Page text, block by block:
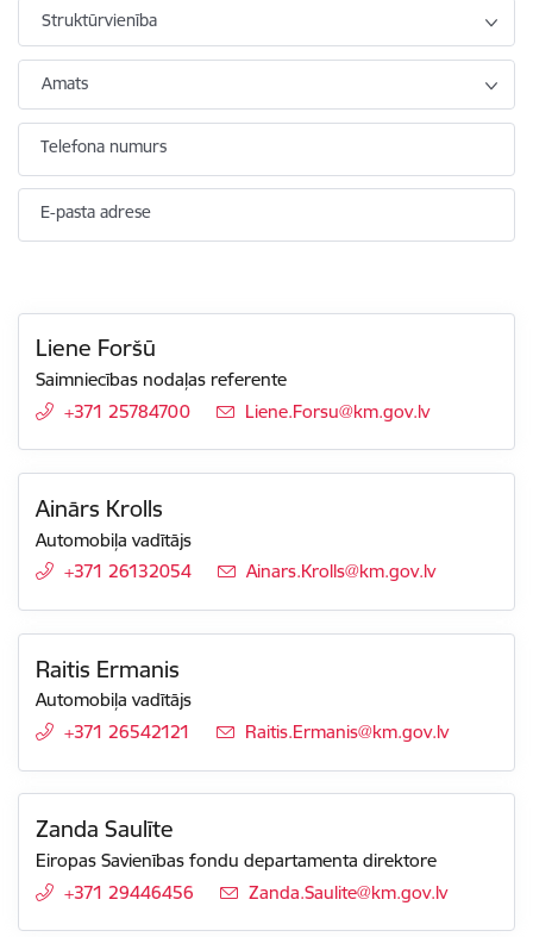
Struktūrvienība
Amats
Telefona numurs
E-pasta adrese
Liene Foršū
Saimniecības nodaļas referente
+371 25784700
E-pasts:
Liene.Forsu@km.gov.lv
Ainārs Krolls
Automobiļa vadītājs
+371 26132054
E-pasts:
Ainars.Krolls@km.gov.lv
Raitis Ermanis
Automobiļa vadītājs
+371 26542121
E-pasts:
Raitis.Ermanis@km.gov.lv
Zanda Saulīte
Eiropas Savienības fondu departamenta direktore
+371 29446456
E-pasts:
Zanda.Saulite@km.gov.lv